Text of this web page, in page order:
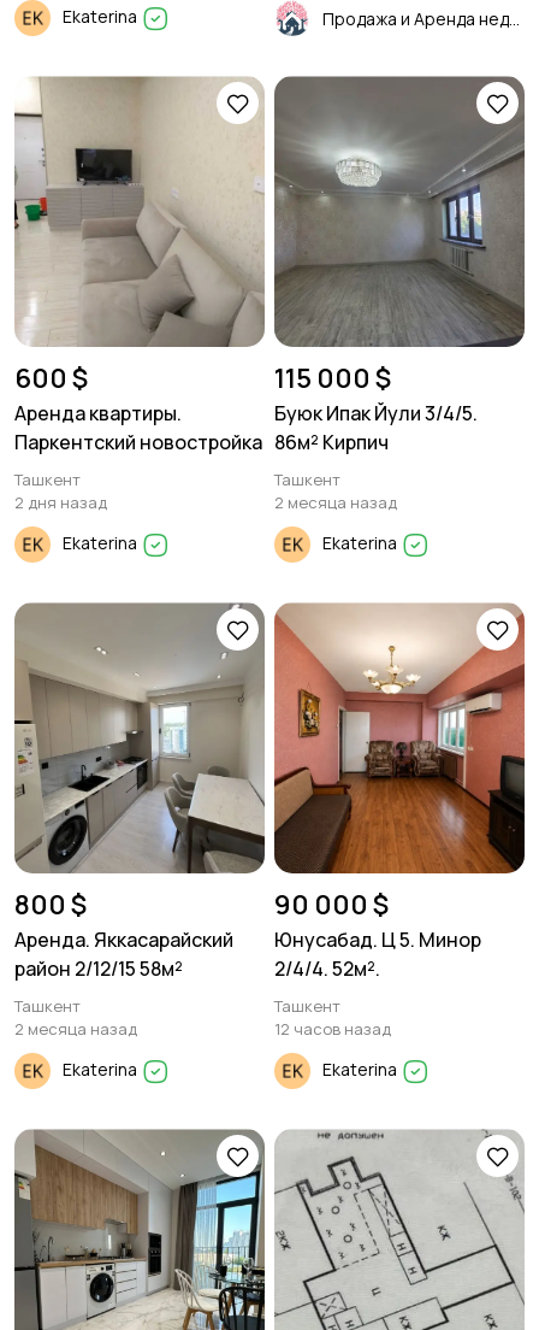
Ekaterina
600 $
Аренда квартиры.
Паркентский новостройка
Ташкент
2 дня назад
Ekaterina
115 000 $
Буюк Ипак Йули 3/4/5.
86м² Кирпич
Ташкент
2 месяца назад
Ekaterina
800 $
Аренда. Яккасарайский
район 2/12/15 58м²
Ташкент
2 месяца назад
Ekaterina
90 000 $
Юнусабад. Ц 5. Минор
2/4/4. 52м².
Ташкент
12 часов назад
Ekaterina